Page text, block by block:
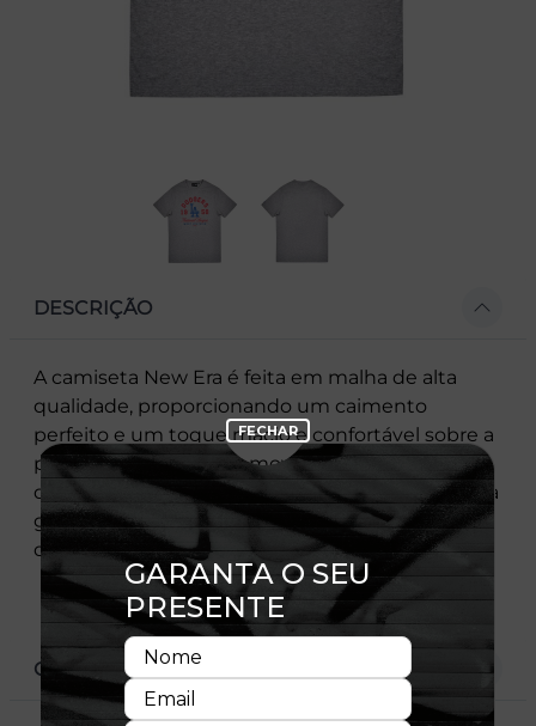
DESCRIÇÃO
A camiseta New Era é feita em malha de alta
qualidade, proporcionando um caimento
perfeito e um toque macio e confortável sobre a
pele, sem restringir os movimentos. O bordado
da icônica bandeira New Era na manga esquerda
garante a autenticidade e o estilo inconfundível
da marca.
CARACTERÍSTICAS